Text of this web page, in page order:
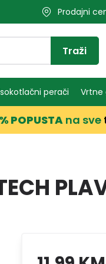
Prodajni
Traži
perači Vrtne
POPUSTA na sve